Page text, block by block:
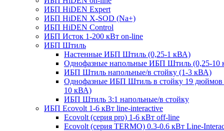
ИБП HiDEN Expert
ИБП HiDEN X-SOD (Na+)
ИБП HiDEN Control
ИБП Исток 1-200 кВт on-line
ИБП Штиль
Настенные ИБП Штиль (0,25-1 кВА)
Однофазные напольные ИБП Штиль (0,25-10
ИБП Штиль напольные/в стойку (1-3 кВА)
Однофазные ИБП Штиль в стойку 19 дюймов
10 кВА)
ИБП Штиль 3:1 напольные/в стойку
ИБП Ecovolt 1-6 кВт line-interactive
Ecovolt (серия pro) 1-6 кВт off-line
Ecovolt (серия TERMO) 0.3-0.6 кВт Line-